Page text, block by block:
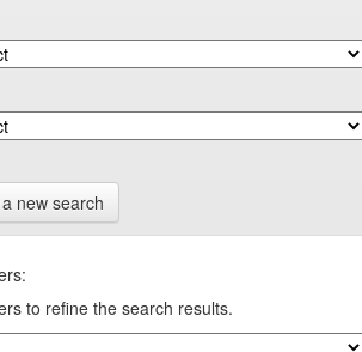
new search
to refine the search results.